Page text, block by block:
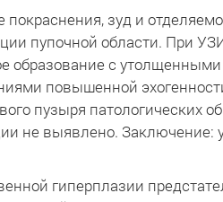
покраснения, зуд и
пупочной области. При
образование с
повышенной
пузыря патологических
не выявлено. Заключение:
гиперплазии